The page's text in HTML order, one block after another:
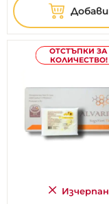
Добави
ОТСТЪПКИ ЗА
КОЛИЧЕСТВО!
Изчерпан